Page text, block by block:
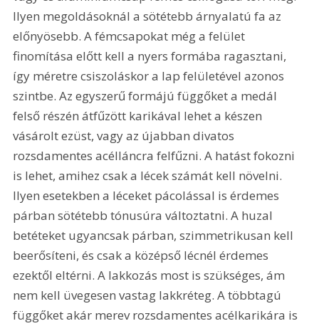
Ilyen megoldásoknál a sötétebb árnyalatú fa az
előnyösebb. A fémcsapokat még a felület
finomítása előtt kell a nyers formába ragasztani,
így méretre csiszoláskor a lap felületével azonos
szintbe. Az egyszerű formájú függőket a medál
felső részén átfűzött karikával lehet a készen
vásárolt ezüst, vagy az újabban divatos
rozsdamentes acélláncra felfűzni. A hatást fokozni
is lehet, amihez csak a lécek számát kell növelni.
Ilyen esetekben a léceket pácolással is érdemes
párban sötétebb tónusúra változtatni. A huzal
betéteket ugyancsak párban, szimmetrikusan kell
beerősíteni, és csak a középső lécnél érdemes
ezektől eltérni. A lakkozás most is szükséges, ám
nem kell üvegesen vastag lakkréteg. A többtagú
függőket akár merev rozsdamentes acélkarikára is